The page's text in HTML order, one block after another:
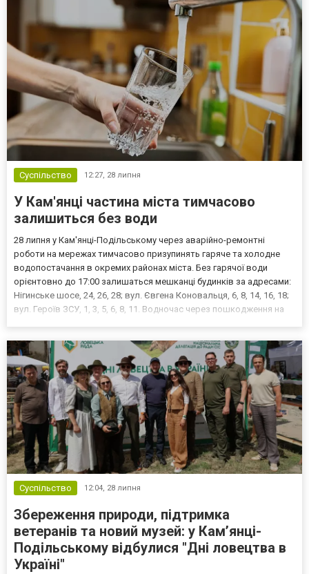
Суспільство 12:27, 28 липня
У Кам'янці частина міста тимчасово
залишиться без води
28 липня у Кам'янці-Подільському через аварійно-ремонтні
роботи на мережах тимчасово призупинять гаряче та холодне
водопостачання в окремих районах міста. Без гарячої води
орієнтовно до 17:00 залишаться мешканці будинків за адресами:
Нігинське шосе, 24, 26, 28; вул. Євгена Коновальця, 6, 8, 14, 16, 18;
вул. Героїв ЗСУ, 1, 3, 5, 6, 8, 11. Водночас через пошкодження на
Суспільство 12:04, 28 липня
Збереження природи, підтримка
ветеранів та новий музей: у Кам’янці-
Подільському відбулися "Дні ловецтва в
Україні"